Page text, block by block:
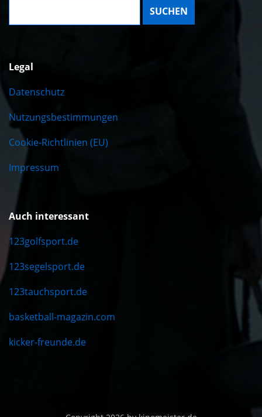
Legal
Datenschutz
Nutzungsbestimmungen
Cookie-Richtlinien (EU)
Impressum
Auch interessant
123golfsport.de
123segelsport.de
123tauchsport.de
basketball-magazin.com
kicker-freunde.de